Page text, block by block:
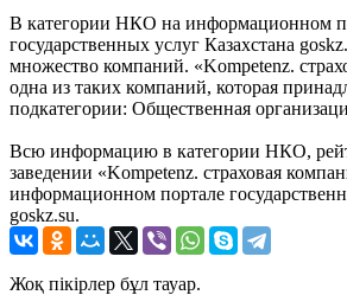
В категории НКО на информационном
государственных услуг Казахстана
множество компаний. «Kompetenz.
одна из таких компаний, которая
подкатегории: Общественная
Всю информацию в категории НКО,
заведении «Kompetenz. страховая
информационном портале
goskz.su.
Жоқ пікірлер бұл тауар.